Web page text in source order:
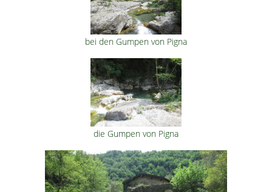
bei den Gumpen von Pigna
die Gumpen von Pigna